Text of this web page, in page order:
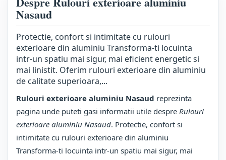
Nasaud
Protectie, confort si intimitate cu rulouri
exterioare din aluminiu Transforma-ti locuinta
intr-un spatiu mai sigur, mai eficient energetic si
mai linistit. Oferim rulouri exterioare din aluminiu
de calitate superioara,...
Rulouri exterioare aluminiu Nasaud reprezinta
pagina unde puteti gasi informatii utile despre Rulouri
exterioare aluminiu Nasaud. Protectie, confort si
intimitate cu rulouri exterioare din aluminiu
Transforma-ti locuinta intr-un spatiu mai sigur, mai